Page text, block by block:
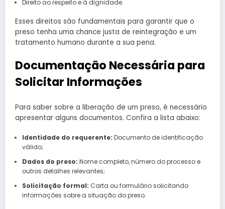
Direito ao respeito e à dignidade.
Esses direitos são fundamentais para garantir que o
preso tenha uma chance justa de reintegração e um
tratamento humano durante a sua pena.
Documentação Necessária para
Solicitar Informações
Para saber sobre a liberação de um preso, é necessário
apresentar alguns documentos. Confira a lista abaixo:
Identidade do requerente: Documento de identificação
válido;
Dados do preso: Nome completo, número do processo e
outros detalhes relevantes;
Solicitação formal: Carta ou formulário solicitando
informações sobre a situação do preso.